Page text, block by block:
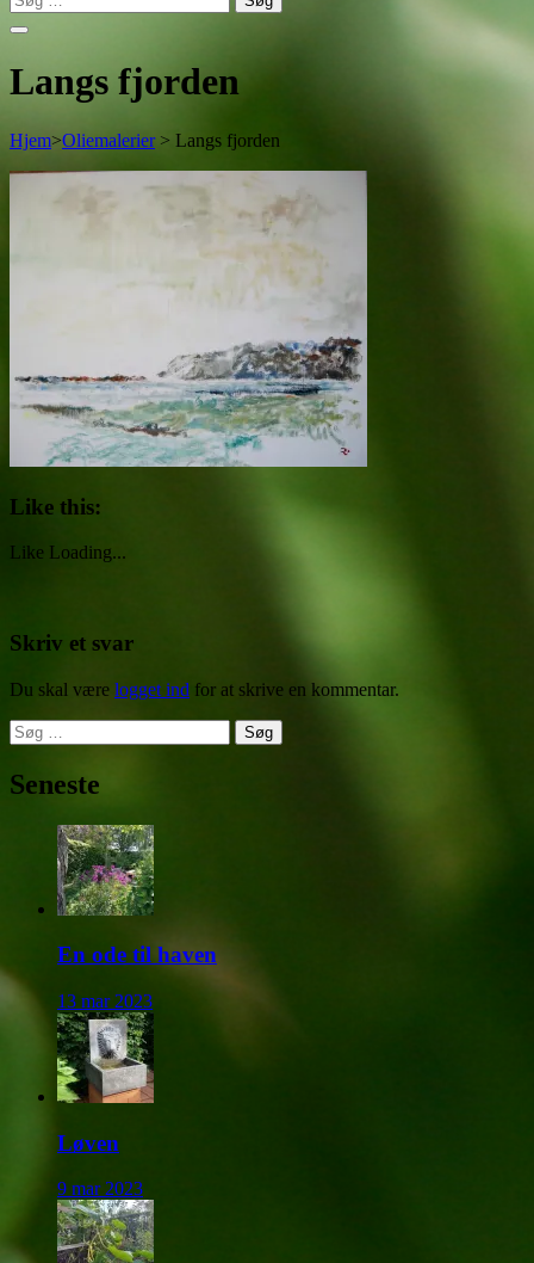
efter:
Langs fjorden
Hjem>Oliemalerier > Langs fjorden
Like this:
Like Loading...
Skriv et svar
Du skal være logget ind for at skrive en kommentar.
Søg
efter:
Seneste
En ode til haven
13 mar 2023
Løven
9 mar 2023